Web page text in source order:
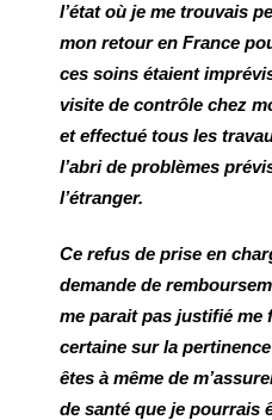
l’état où je me trouvais
mon retour en France
ces soins étaient
visite de contrôle chez
et effectué tous les
l’abri de problèmes
l’étranger.
Ce refus de prise en
demande de
me parait pas justifié me
certaine sur la
êtes à même de
de santé que je pourrais